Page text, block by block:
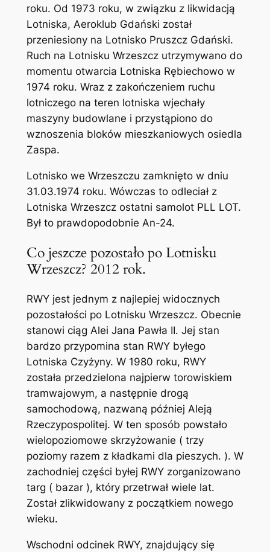
roku. Od 1973 roku, w związku z likwidacją
Lotniska, Aeroklub Gdański został
przeniesiony na Lotnisko Pruszcz Gdański.
Ruch na Lotnisku Wrzeszcz utrzymywano do
momentu otwarcia Lotniska Rębiechowo w
1974 roku. Wraz z zakończeniem ruchu
lotniczego na teren lotniska wjechały
maszyny budowlane i przystąpiono do
wznoszenia bloków mieszkaniowych osiedla
Zaspa.
Lotnisko we Wrzeszczu zamknięto w dniu
31.03.1974 roku. Wówczas to odleciał z
Lotniska Wrzeszcz ostatni samolot PLL LOT.
Był to prawdopodobnie An-24.
Co jeszcze pozostało po Lotnisku
Wrzeszcz? 2012 rok.
RWY jest jednym z najlepiej widocznych
pozostałości po Lotnisku Wrzeszcz. Obecnie
stanowi ciąg Alei Jana Pawła II. Jej stan
bardzo przypomina stan RWY byłego
Lotniska Czyżyny. W 1980 roku, RWY
została przedzielona najpierw torowiskiem
tramwajowym, a następnie drogą
samochodową, nazwaną później Aleją
Rzeczypospolitej. W ten sposób powstało
wielopoziomowe skrzyżowanie ( trzy
poziomy razem z kładkami dla pieszych. ). W
zachodniej części byłej RWY zorganizowano
targ ( bazar ), który przetrwał wiele lat.
Został zlikwidowany z początkiem nowego
wieku.
Wschodni odcinek RWY, znajdujący się